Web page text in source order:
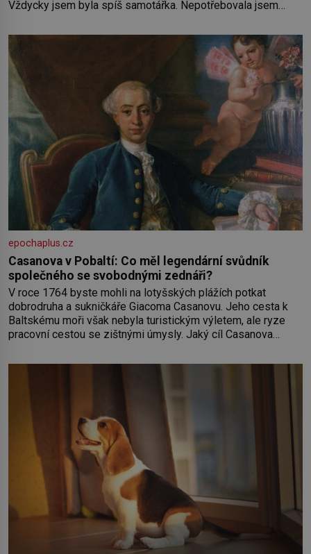
Vždycky jsem byla spíš samotářka. Nepotřebovala jsem
práce a hlavně klid. Hned po studiích jsem odešla z rodného
epochaplus.cz
Casanova v Pobaltí: Co měl legendární svůdník
společného se svobodnými zednáři?
V roce 1764 byste mohli na lotyšských plážích potkat
dobrodruha a sukničkáře Giacoma Casanovu. Jeho cesta k
Baltskému moři však nebyla turistickým výletem, ale ryze
pracovní cestou se zištnými úmysly. Jaký cíl Casanova
Rigy? Casanova v Pobaltí kontaktoval tamní zednářské lóže.
Nebyl v této oblasti žádným nováčkem, protože do